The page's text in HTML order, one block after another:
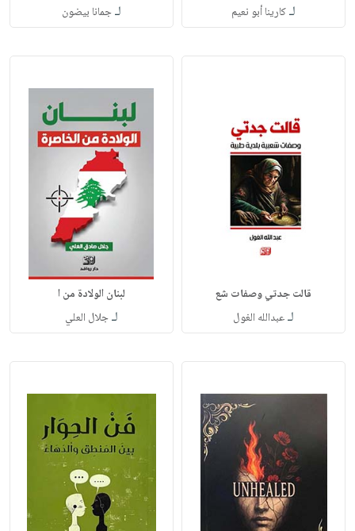
لـكارينا أبو نعيم لـجمانا بيضون
قالت جدتي وصفات شع
لـعبدالله الغول
لبنان الولادة من ا
لـجلال العلي